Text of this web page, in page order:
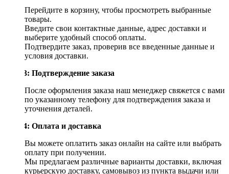
Перейдите в корзину, чтобы просмотреть выбранные
товары.
Введите свои контактные данные, адрес доставки и
выберите удобный способ оплаты.
Подтвердите заказ, проверив все введенные данные и
условия доставки.
Шаг 3: Подтверждение заказа
После оформления заказа наш менеджер свяжется с вами
по указанному телефону для подтверждения заказа и
уточнения деталей.
Шаг 4: Оплата и доставка
Вы можете оплатить заказ онлайн на сайте или выбрать
оплату при получении.
Мы предлагаем различные варианты доставки, включая
курьерскую доставку, самовывоз из пункта выдачи или